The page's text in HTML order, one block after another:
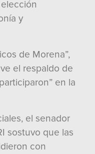
y
de Morena”,
el respaldo de
en la
el senador
sostuvo que las
con